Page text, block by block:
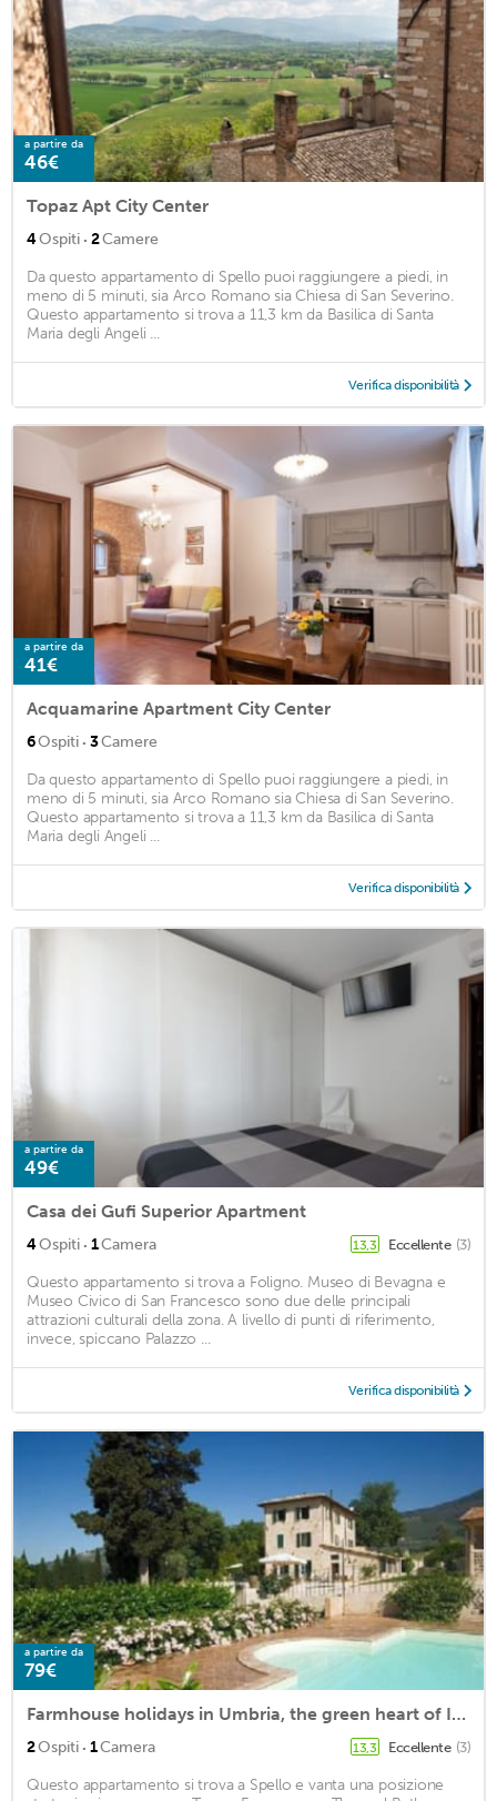
a partire da
46€
Topaz Apt City Center
4Ospiti · 2Camere
Da questo appartamento di Spello puoi raggiungere a piedi, in
meno di 5 minuti, sia Arco Romano sia Chiesa di San Severino.
Questo appartamento si trova a 11,3 km da Basilica di Santa
Maria degli Angeli ...
Verifica disponibilità
a partire da
41€
Acquamarine Apartment City Center
6Ospiti · 3Camere
Da questo appartamento di Spello puoi raggiungere a piedi, in
meno di 5 minuti, sia Arco Romano sia Chiesa di San Severino.
Questo appartamento si trova a 11,3 km da Basilica di Santa
Maria degli Angeli ...
Verifica disponibilità
a partire da
49€
Casa dei Gufi Superior Apartment
4Ospiti · 1Camera 13,3 Eccellente (3)
Questo appartamento si trova a Foligno. Museo di Bevagna e
Museo Civico di San Francesco sono due delle principali
attrazioni culturali della zona. A livello di punti di riferimento,
invece, spiccano Palazzo ...
Verifica disponibilità
a partire da
79€
Farmhouse holidays in Umbria, the green heart of Italy, amongst art and nature.
2Ospiti · 1Camera 13,3 Eccellente (3)
Questo appartamento si trova a Spello e vanta una posizione